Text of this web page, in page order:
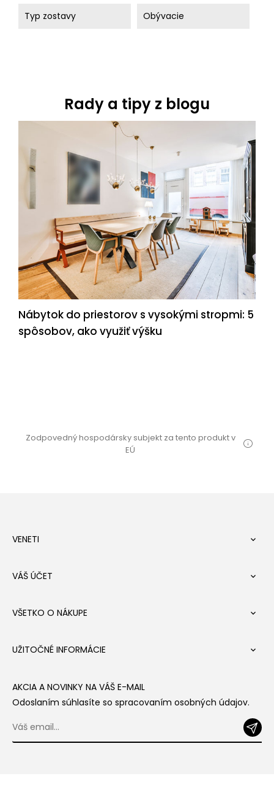
Typ zostavy Obývacie
Rady a tipy z blogu
Nábytok do priestorov s vysokými stropmi: 5
spôsobov, ako využiť výšku
Zodpovedný hospodársky subjekt za tento produkt v
EÚ
VENETI 
VÁŠ ÚČET 
VŠETKO O NÁKUPE 
UŽITOČNÉ INFORMÁCIE 
AKCIA A NOVINKY NA VÁŠ E-MAIL
Odoslaním súhlasíte so spracovaním osobných údajov.